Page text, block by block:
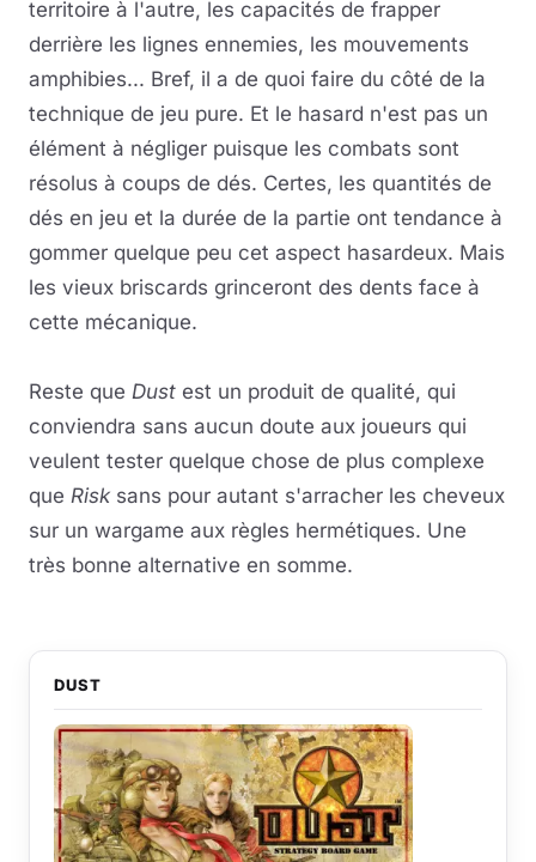
territoire à l'autre, les capacités de frapper
derrière les lignes ennemies, les mouvements
amphibies... Bref, il a de quoi faire du côté de la
technique de jeu pure. Et le hasard n'est pas un
élément à négliger puisque les combats sont
résolus à coups de dés. Certes, les quantités de
dés en jeu et la durée de la partie ont tendance à
gommer quelque peu cet aspect hasardeux. Mais
les vieux briscards grinceront des dents face à
cette mécanique.
Reste que Dust est un produit de qualité, qui
conviendra sans aucun doute aux joueurs qui
veulent tester quelque chose de plus complexe
que Risk sans pour autant s'arracher les cheveux
sur un wargame aux règles hermétiques. Une
très bonne alternative en somme.
DUST